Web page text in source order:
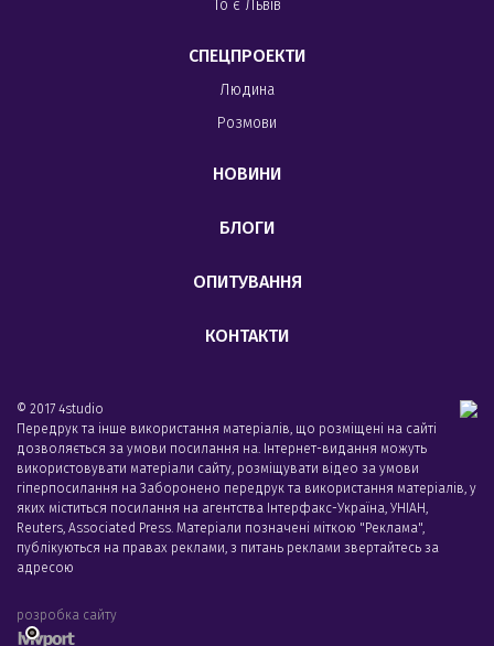
То є Львів
СПЕЦПРОЕКТИ
Людина
Розмови
НОВИНИ
БЛОГИ
ОПИТУВАННЯ
КОНТАКТИ
© 2017 4studio
Передрук та інше використання матеріалів, що розміщені на сайті
дозволяється за умови посилання на. Інтернет-видання можуть
використовувати матеріали сайту, розміщувати відео за умови
гіперпосилання на Заборонено передрук та використання матеріалів, у
яких міститься посилання на агентства Iнтерфакс-Україна, УНIАН,
Reuters, Associated Press. Матеріали позначені міткою "Реклама",
публікуються на правах реклами, з питань реклами звертайтесь за
адресою
розробка сайту